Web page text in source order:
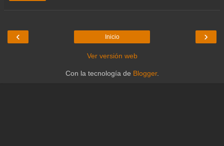
‹ ›
Inicio
Ver versión web
Con la tecnología de Blogger.